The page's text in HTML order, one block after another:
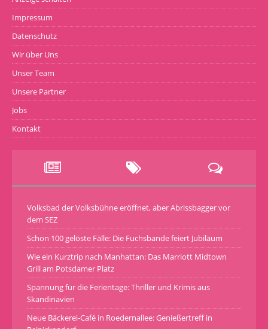
Impressum
Datenschutz
Wir über Uns
Unser Team
Unsere Partner
Jobs
Kontakt
Volksbad der Volksbühne eröffnet, aber Abrissbagger vor
dem SEZ
Schon 100 gelöste Fälle: Die Fuchsbande feiert Jubiläum
Wie ein Kurztrip nach Manhattan: Das Marriott Midtown
Grill am Potsdamer Platz
Spannung für die Ferientage: Thriller und Krimis aus
Skandinavien
Neue Bäckerei-Café in Roedernallee: Genießertreff in